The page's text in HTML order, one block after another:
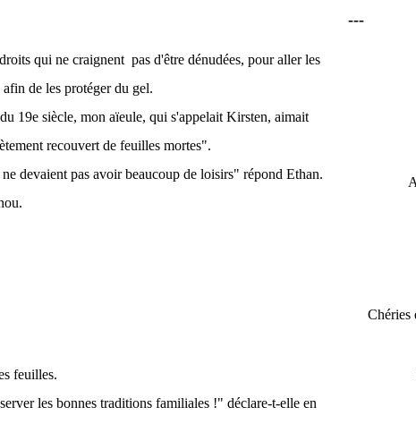
qui ne craignent pas d'être dénudées, pour aller les
de les protéger du gel.
19e siècle, mon aïeule, qui s'appelait Kirsten, aimait
recouvert de feuilles mortes".
devaient pas avoir beaucoup de loisirs" répond Ethan.
feuilles.
les bonnes traditions familiales !" déclare-t-elle en
---
Chéries